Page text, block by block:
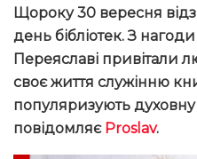
Щороку 30 вересня
день бібліотек. З
Переяславі привітали
своє життя служінню
популяризують
повідомляє Proslav.